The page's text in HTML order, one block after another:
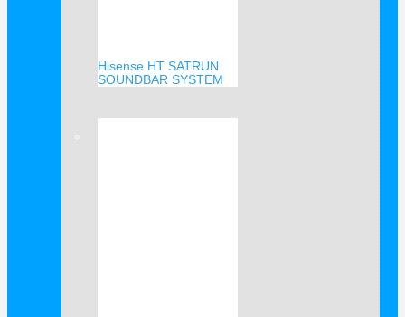
Hisense HT SATRUN
SOUNDBAR SYSTEM